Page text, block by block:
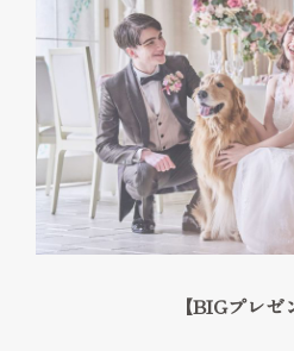
アクセス
お知らせ
よくあるご質問
【BIGプレゼ